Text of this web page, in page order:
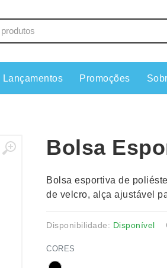
Cuidados Pessoais
Fones de
Guarda-
Kit
Lançamentos Promoções
Bolsa
Bolsa esportiva de
de velcro, alça ajustável
Disponibilidade: Disponível
CORES